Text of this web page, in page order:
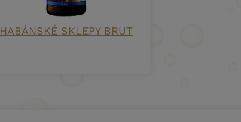
HABÁNSKÉ SKLEPY BRUT